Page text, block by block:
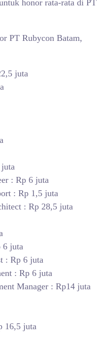
honor rata-rata di PT
PT Rubycon Batam,
juta
juta
: Rp 6 juta
: Rp 1,5 juta
: Rp 28,5 juta
6 juta
: Rp 6 juta
: Rp 6 juta
Manager : Rp14 juta
16,5 juta